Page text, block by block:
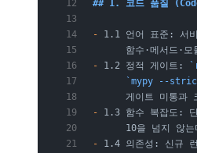
## 1. 코드 품질
- 1.1 언어 표준: 서
함수·메서드·모
- 1.2 정적 게이트:
`mypy --
게이트 미통과
- 1.3 함수 복잡도:
10을 넘지 않는
- 1.4 의존성: 신규 런